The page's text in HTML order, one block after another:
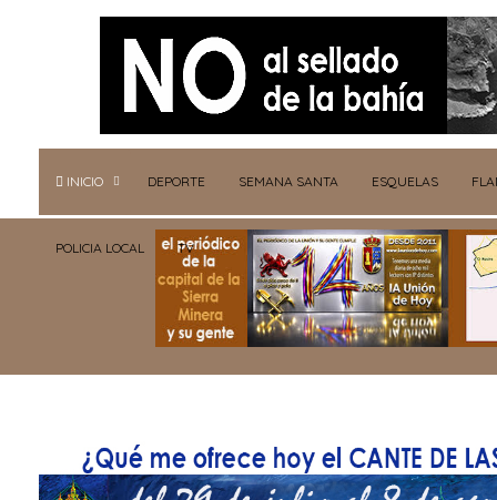
INICIO DEPORTE SEMANA SANTA ESQUELAS
POLICIA LOCAL TV